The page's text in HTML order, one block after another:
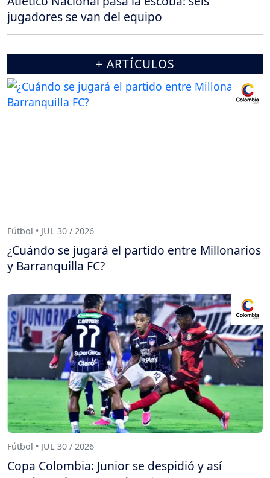
jugadores se van del equipo
+ ARTÍCULOS
Fútbol • JUL 30 / 2026
¿Cuándo se jugará el partido entre Millonarios
y Barranquilla FC?
Fútbol • JUL 30 / 2026
Copa Colombia: Junior se despidió y así